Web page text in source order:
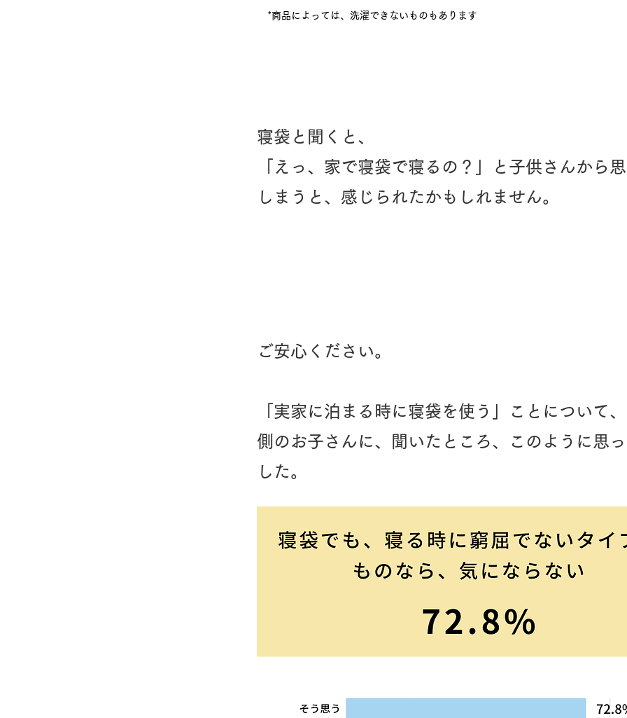
*商品によっては、洗濯できないものもあります
寝袋と聞くと、
「えっ、家で寝袋で寝るの？」と子供さんから
しまうと、感じられたかもしれません。
​ご安心ください。
「実家に泊まる時に寝袋を使う」ことについて
側のお子さんに、聞いたところ、このように思
した。